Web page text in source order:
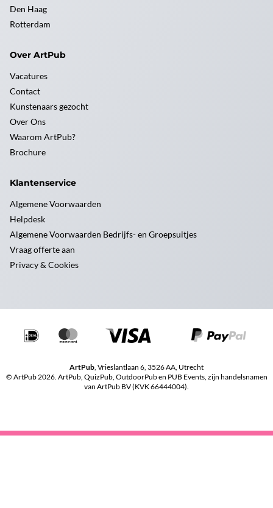
Den Haag
Rotterdam
Over ArtPub
Vacatures
Contact
Kunstenaars gezocht
Over Ons
Waarom ArtPub?
Brochure
Klantenservice
Algemene Voorwaarden
Helpdesk
Algemene Voorwaarden Bedrijfs- en Groepsuitjes
Vraag offerte aan
Privacy & Cookies
ArtPub, Vrieslantlaan 6, 3526 AA, Utrecht
© ArtPub 2026. ArtPub, QuizPub, OutdoorPub en PUB Events, zijn handelsnamen
van ArtPub BV (KVK 66444004).